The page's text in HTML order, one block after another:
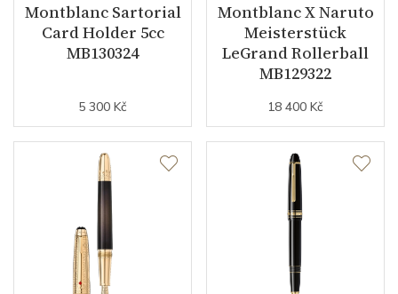
Montblanc Sartorial
Card Holder 5cc
MB130324
5 300 Kč
Montblanc X Naruto
Meisterstück
LeGrand Rollerball
MB129322
18 400 Kč